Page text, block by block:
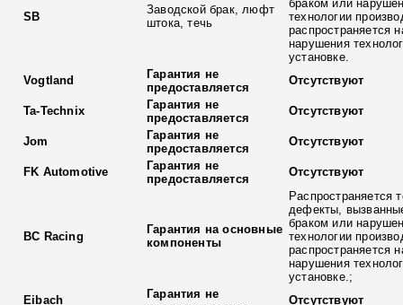
SB
Заводской брак, люфт
штока, течь
браком или
технологии
распространяется
нарушения
установке.
Vogtland
Гарантия не
предоставляется
Отсутствуют
Ta-Technix
Гарантия не
предоставляется
Отсутствуют
Jom
Гарантия не
предоставляется
Отсутствуют
FK Automotive
Гарантия не
предоставляется
Отсутствуют
BC Racing
Гарантия на основные
компоненты
Распространяется
дефекты,
браком или
технологии
распространяется
нарушения
установке.;
Eibach
Гарантия не
Отсутствуют